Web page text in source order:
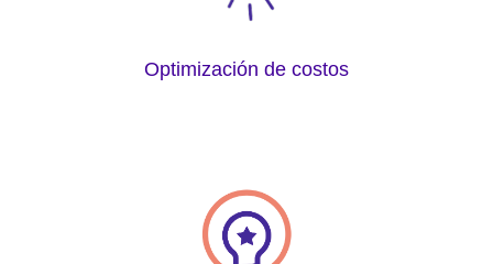
Optimización de costos